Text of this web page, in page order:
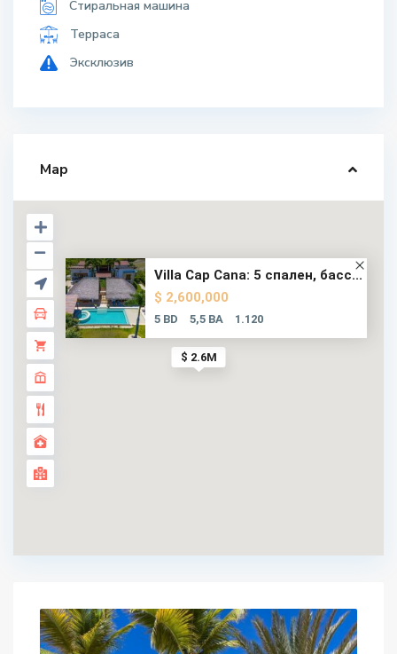
Стиральная машина
Терраса
Эксклюзив
Map
$ 2.6M
Villa Cap Cana: 5 спален, басс...
$ 2,600,000
5 BD 5,5 BA 1.120